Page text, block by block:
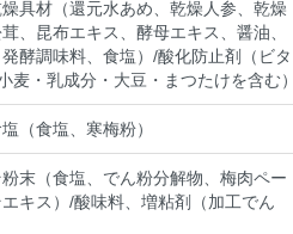
具材（還元水あめ、乾燥人参、乾燥
、昆布エキス、酵母エキス、醤油、
酵調味料、食塩）/酸化防止剤（ビタ
・乳成分・大豆・まつたけを含む）
（食塩、寒梅粉）
末（食塩、でん粉分解物、梅肉ペー
キス）/酸味料、増粘剤（加工でん